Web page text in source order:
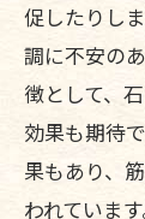
促したりし
調に不安の
徴として、
効果も期待
果もあり、
われていま